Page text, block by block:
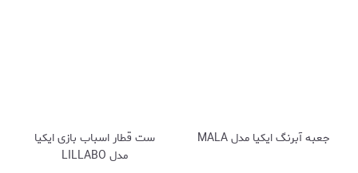
جعبه آبرنگ ایکیا مدل MALA
ست قطار اسباب بازی ایکیا
مدل LILLABO